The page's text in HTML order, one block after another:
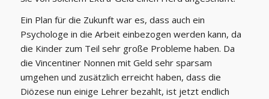
Ein Plan für die Zukunft war es, dass auch ein
Psychologe in die Arbeit einbezogen werden kann, da
die Kinder zum Teil sehr große Probleme haben. Da
die Vincentiner Nonnen mit Geld sehr sparsam
umgehen und zusätzlich erreicht haben, dass die
Diözese nun einige Lehrer bezahlt, ist jetzt endlich